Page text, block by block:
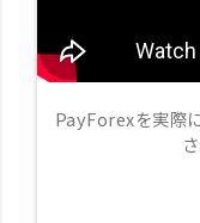
PayForexを実際